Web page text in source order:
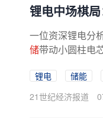
锂电中场棋
一位资深锂电分
储带动小圆柱电
锂电 储能
21世纪经济报道